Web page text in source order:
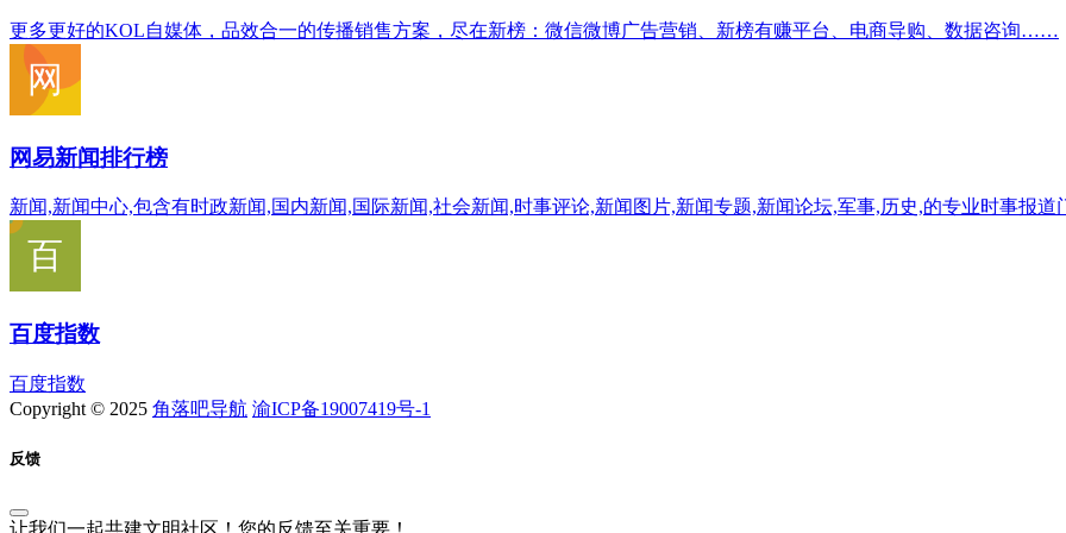
更多更好的KOL自媒体，品效合一的传播销售方案，尽在新榜：微信微博广告营销、新榜有赚平台、电商导购、数据咨询……
网易新闻排行榜
新闻,新闻中心,包含有时政新闻,国内新闻,国际新闻,社会新闻,时事评论,新闻图片,新闻专题,新闻论坛,军事,历史,的专业时事报道
百度指数
百度指数
Copyright © 2025 角落吧导航 渝ICP备19007419号-1
反馈